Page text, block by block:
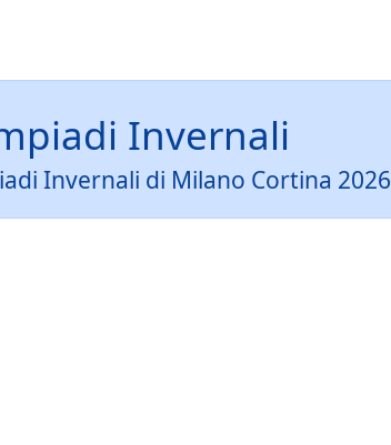
Invernali
Invernali di Milano Cortina